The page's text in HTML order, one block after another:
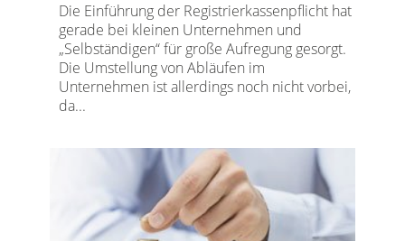
Die Einführung der Registrierkassenpflicht hat
gerade bei kleinen Unternehmen und
„Selbständigen“ für große Aufregung gesorgt.
Die Umstellung von Abläufen im
Unternehmen ist allerdings noch nicht vorbei,
da...